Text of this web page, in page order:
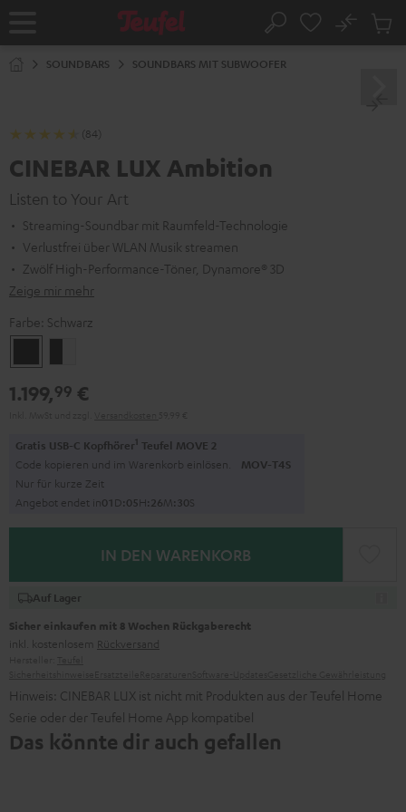
Startseite Suche
No
SOUNDBARS SOUNDBARS MIT SUBWOOFER
(84)
CINEBAR LUX Ambition
Listen to Your Art
Streaming-Soundbar mit Raumfeld-Technologie
Verlustfrei über WLAN Musik streamen
Zwölf High-Performance-Töner, Dynamore® 3D
Zeige mir mehr
Farbe: Schwarz
Weiß
1.199,99 €
Gratis USB-C Kopfhörer1 Teufel MOVE 2
Code kopieren und im Warenkorb einlösen. MOV-T4S
Nur für kurze Zeit
Angebot endet in01D:05H: 26M: 29S
IN DEN WARENKORB
Auf Lager
Sicher einkaufen mit 8 Wochen Rückgaberecht
inkl. kostenlosem Rückversand
Hinweis: CINEBAR LUX ist nicht mit Produkten aus der Teufel Home
Serie oder der Teufel Home App kompatibel
Das könnte dir auch gefallen